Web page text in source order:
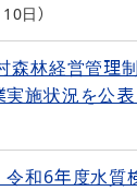
日
森林経営管理
施状況を公
和6年度水質